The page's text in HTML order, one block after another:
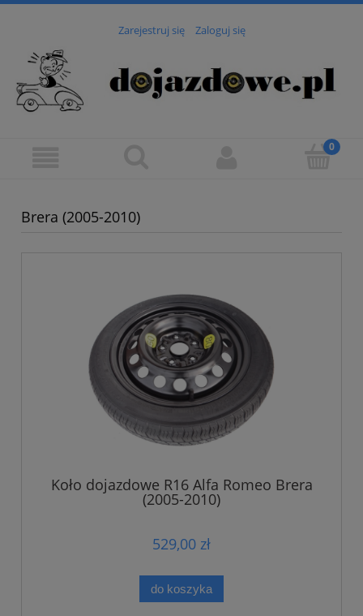
Zarejestruj się Zaloguj się
Brera (2005-2010)
Koło dojazdowe R16 Alfa Romeo Brera
(2005-2010)
529,00 zł
do koszyka